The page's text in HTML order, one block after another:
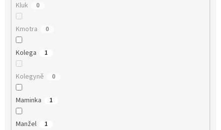
Kluk 0
Kmotra 0
Kolega 1
Kolegyně 0
Maminka 1
Manžel 1